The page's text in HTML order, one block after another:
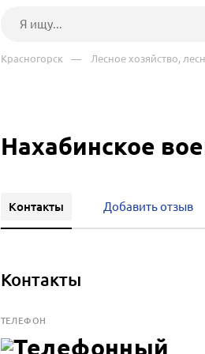
Красногорск — Лесное хозяйство,
Нахабинское
Контакты Добавить отзыв
Контакты
ТЕЛЕФОН